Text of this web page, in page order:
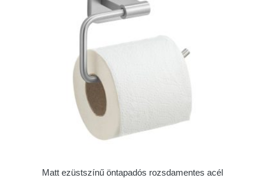
Matt ezüstszínű öntapadós rozsdamentes acél